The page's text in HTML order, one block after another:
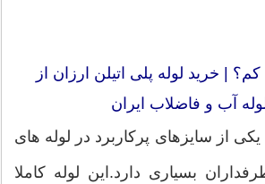
| خرید لوله پلی اتیلن ارزان از
آب و فاضلاب ایران
لوله پلی اتیلن 110 یکی از سایزهای پرکاربرد در لوله های
بسیاری دارد.این لوله کاملا